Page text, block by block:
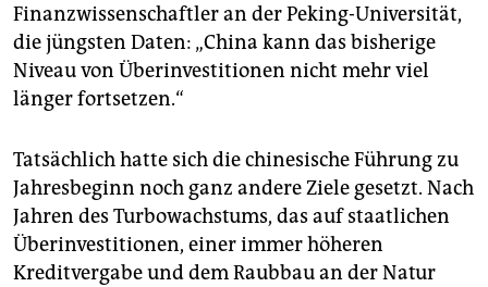
Finanzwissenschaftler an der Peking-Universität,
die jüngsten Daten: „China kann das bisherige
Niveau von Überinvestitionen nicht mehr viel
länger fortsetzen.“
Tatsächlich hatte sich die chinesische Führung zu
Jahresbeginn noch ganz andere Ziele gesetzt. Nach
Jahren des Turbowachstums, das auf staatlichen
Überinvestitionen, einer immer höheren
Kreditvergabe und dem Raubbau an der Natur